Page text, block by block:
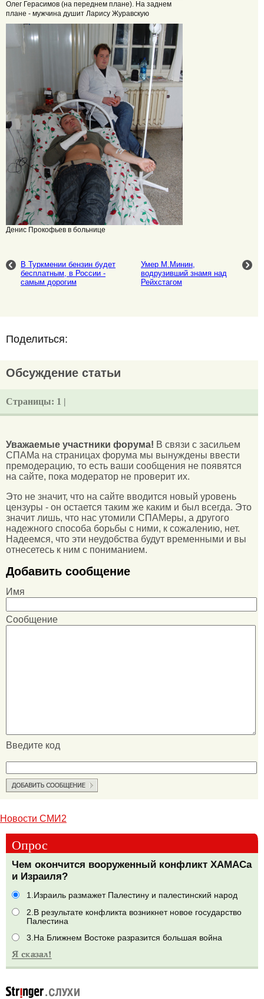
Олег Герасимов (на переднем плане). На заднем
плане - мужчина душит Ларису Журавскую
Денис Прокофьев в больнице
В Туркмении бензин будет
бесплатным, в России -
самым дорогим
Умер М.Минин,
водрузивший знамя над
Рейхстагом
Поделиться:
Обсуждение статьи
Страницы: 1 |
Уважаемые участники форума! В связи с засильем
СПАМа на страницах форума мы вынуждены ввести
премодерацию, то есть ваши сообщения не появятся
на сайте, пока модератор не проверит их.
Это не значит, что на сайте вводится новый уровень
цензуры - он остается таким же каким и был всегда. Это
значит лишь, что нас утомили СПАМеры, а другого
надежного способа борьбы с ними, к сожалению, нет.
Надеемся, что эти неудобства будут временными и вы
отнесетесь к ним с пониманием.
Добавить сообщение
Имя
Сообщение
Введите код
Новости СМИ2
Опрос
Чем окончится вооруженный конфликт ХАМАСа
и Израиля?
1.Израиль размажет Палестину и палестинский народ
2.В результате конфликта возникнет новое государство
Палестина
3.На Ближнем Востоке разразится большая война